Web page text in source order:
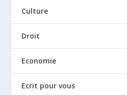
Culture
Droit
Economie
Ecrit pour vous